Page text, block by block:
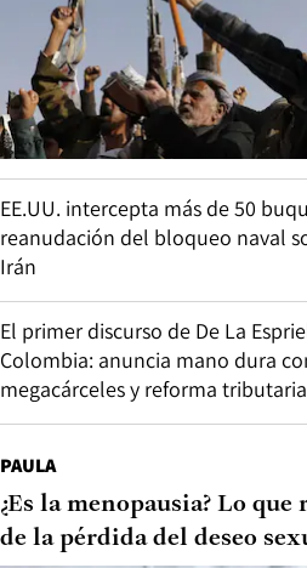
EE.UU. intercepta más de 50
reanudación del bloqueo naval
Irán
El primer discurso de De La
Colombia: anuncia mano dura
megacárceles y reforma tributaria
PAULA
¿Es la menopausia? Lo
de la pérdida del deseo